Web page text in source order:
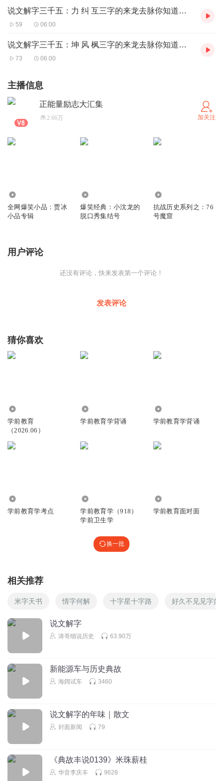
说文解字三千五：力 纠 互三字的来龙去脉你知道吗？
59 06:00
说文解字三千五：坤 风 枫三字的来龙去脉你知道吗？
73 06:00
主播信息
正能量励志大汇集
2.66万 加关注
全网爆笑小品：贾冰
小品专辑
爆笑经典：小沈龙的
脱口秀集结号
抗战历史系列之：76
号魔窟
用户评论
还没有评论，快来发表第一个评论！
发表评论
猜你喜欢
学前教育
（2026.06）
学前教育学背诵 学前教育学背诵
学前教育学考点
学前教育学（918）
学前卫生学
学前教育面对面
换一批
相关推荐
米字天书 情字何解 十字星十字路 好久不见见字如
说文解字
涛哥细说历史 63.90万
新能源车与历史典故
海阔试车 3460
说文解字的年味｜散文
封面新闻 79
《典故丰说0139》米珠薪桂
华音李庆丰 9628